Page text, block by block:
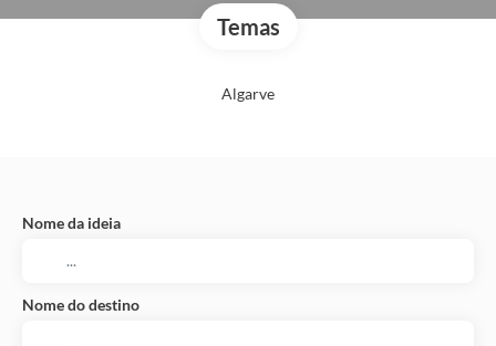
Temas
Algarve
Nome da ideia
Nome do destino